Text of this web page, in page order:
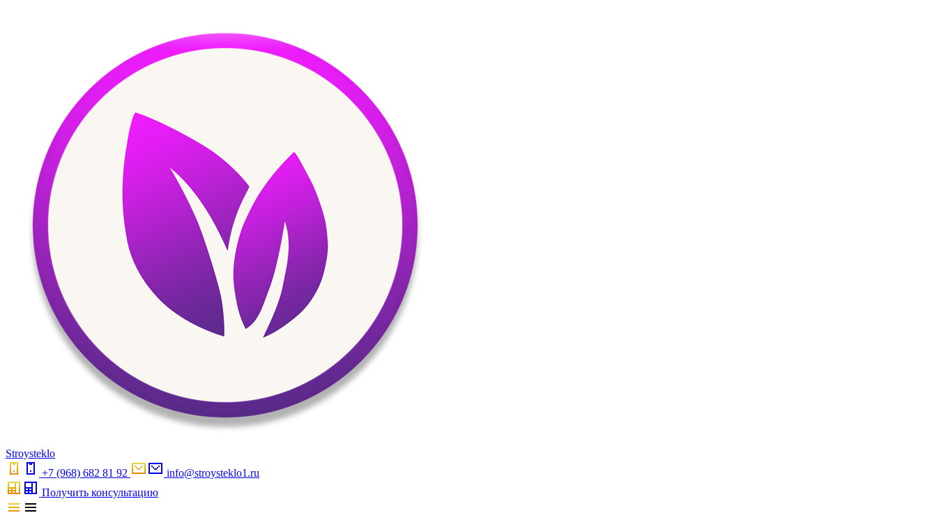
Stroysteklo
+7 (968) 682 81 92
info@stroysteklo1.ru
Получить консультацию